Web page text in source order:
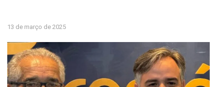
13 de março de 2025